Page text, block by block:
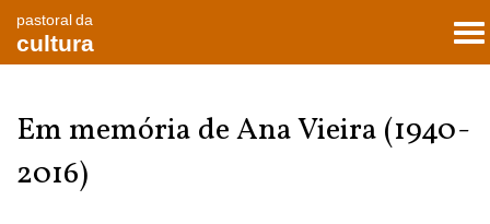
pastoral da
cultura
Em memória de Ana Vieira (1940-
2016)